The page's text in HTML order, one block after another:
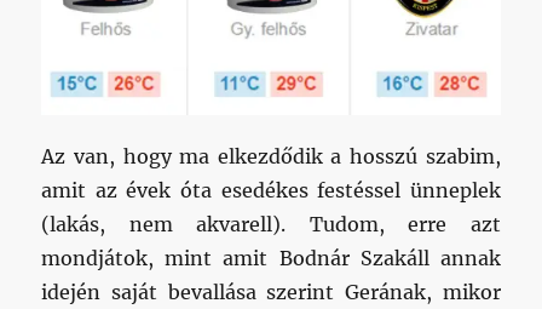
Az van, hogy ma elkezdődik a hosszú szabim,
amit az évek óta esedékes festéssel ünneplek
(lakás, nem akvarell). Tudom, erre azt
mondjátok, mint amit Bodnár Szakáll annak
idején saját bevallása szerint Gerának, mikor